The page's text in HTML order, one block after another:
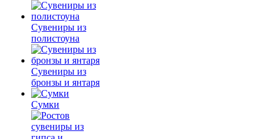
Сувениры из
полистоуна
Сувениры из
бронзы и янтаря
Сумки